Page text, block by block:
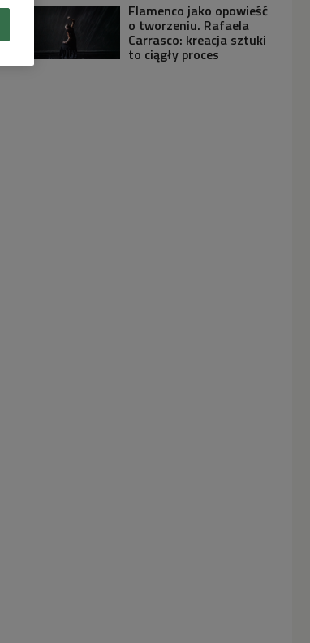
Flamenco jako opowieść
o tworzeniu. Rafaela
Carrasco: kreacja sztuki
to ciągły proces